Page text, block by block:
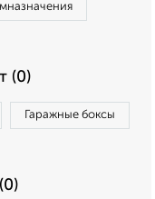
(0)
Гаражные боксы